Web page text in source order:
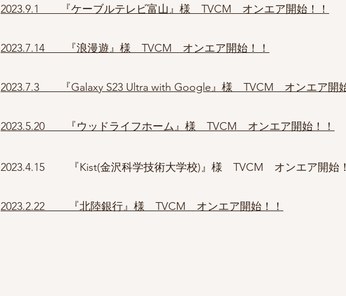
2023.9.1 『ケーブルテレビ富山』様 TVCM オンエア開始！！
2023.7.14 『浪漫遊』様 TVCM オンエア開始！！
2023.7.3 『Galaxy S23 Ultra with Google』様 TVCM オンエア開
2023.5.20 『ウッドライフホーム』様 TVCM オンエア開始！！
2023.4.15 『Kist(金沢科学技術大学校)』様 TVCM オンエア開始
2023.2.22 『北陸銀行』様 TVCM オンエア開始！！